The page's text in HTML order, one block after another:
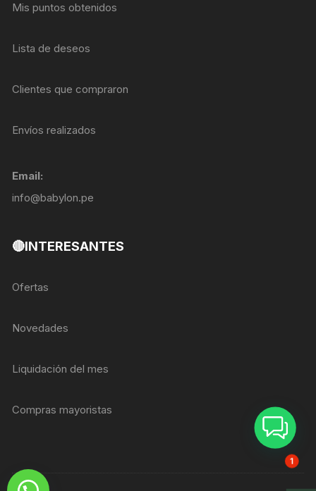
Mis puntos obtenidos
Lista de deseos
Clientes que compraron
Envíos realizados
Email:
info@babylon.pe
🔴INTERESANTES
Ofertas
Novedades
Liquidación del mes
Compras mayoristas
1